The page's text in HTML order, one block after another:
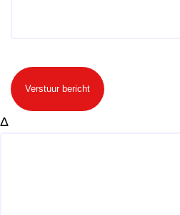
Verstuur bericht
Δ